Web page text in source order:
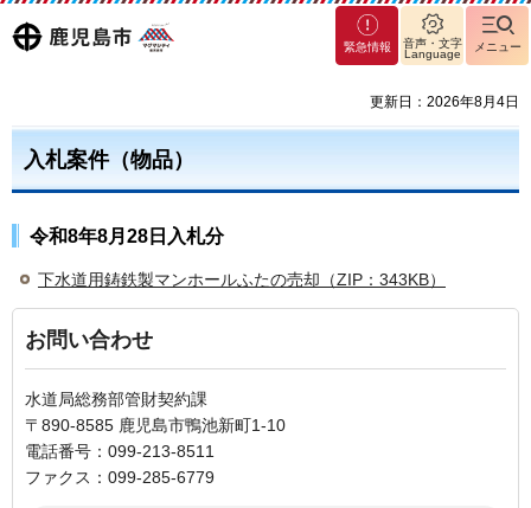
鹿児島
マグ
マシ
島市
緊急情報
音声・文字
Language
メニュー
更新日：2026年8月4日
入札案件（物品）
令和8年8月28日入札分
下水道用鋳鉄製マンホールふたの売却（ZIP：343KB）
お問い合わせ
水道局総務部管財契約課
〒890-8585 鹿児島市鴨池新町1-10
電話番号：099-213-8511
ファクス：099-285-6779